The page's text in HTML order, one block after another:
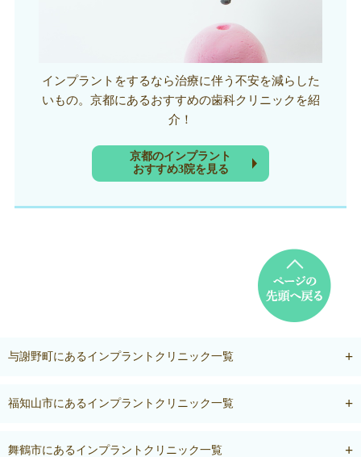
インプラントをするなら治療に伴う不安を減らした
いもの。京都にあるおすすめの歯科クリニックを紹
介！
京都のインプラント
おすすめ3院を見る
与謝野町にあるインプラントクリニック一覧
福知山市にあるインプラントクリニック一覧
舞鶴市にあるインプラントクリニック一覧